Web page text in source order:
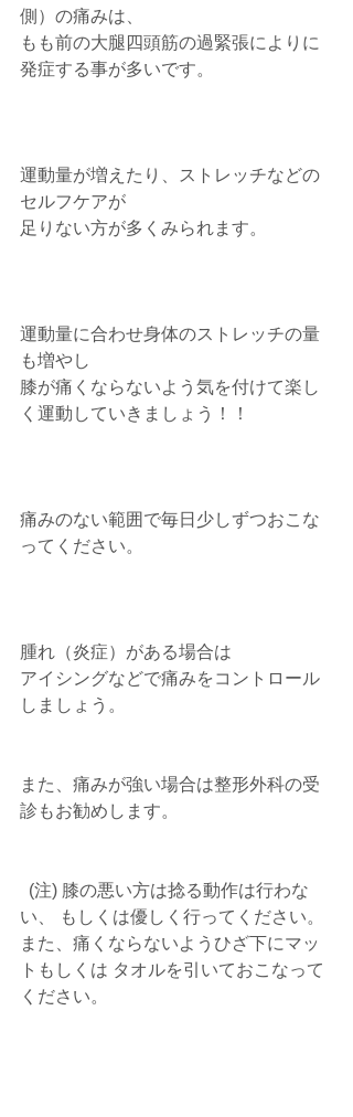
側）の痛みは、
もも前の大腿四頭筋の過緊張によりに
発症する事が多いです。
運動量が増えたり、ストレッチなどの
セルフケアが
足りない方が多くみられます。
運動量に合わせ身体のストレッチの量
も増やし
膝が痛くならないよう気を付けて楽し
く運動していきましょう！！
痛みのない範囲で毎日少しずつおこな
ってください。
腫れ（炎症）がある場合は
アイシングなどで痛みをコントロール
しましょう。
また、痛みが強い場合は整形外科の受
診もお勧めします。
い、 もしくは優しく行ってください。
また、痛くならないようひざ下にマッ
トもしくは タオルを引いておこなって
ください。